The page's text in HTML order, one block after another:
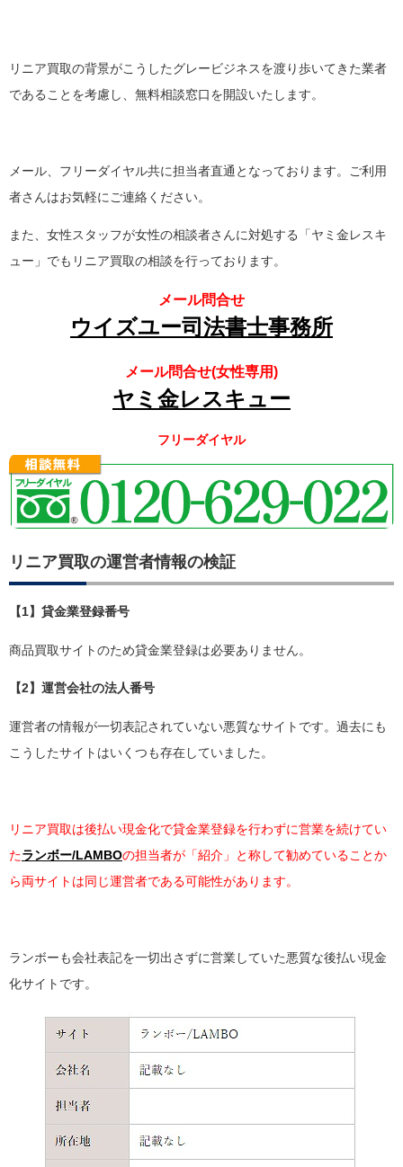
リニア買取の背景がこうしたグレービジネスを渡り歩いてきた業者
であることを考慮し、無料相談窓口を開設いたします。
メール、フリーダイヤル共に担当者直通となっております。ご利用
者さんはお気軽にご連絡ください。
また、女性スタッフが女性の相談者さんに対処する「ヤミ金レスキ
ュー」でもリニア買取の相談を行っております。
メール問合せ
ウイズユー司法書士事務所
メール問合せ(女性専用)
ヤミ金レスキュー
フリーダイヤル
リニア買取の運営者情報の検証
【1】貸金業登録番号
商品買取サイトのため貸金業登録は必要ありません。
【2】運営会社の法人番号
運営者の情報が一切表記されていない悪質なサイトです。過去にも
こうしたサイトはいくつも存在していました。
リニア買取は後払い現金化で貸金業登録を行わずに営業を続けてい
たランボー/LAMBOの担当者が「紹介」と称して勧めていることか
ら両サイトは同じ運営者である可能性があります。
ランボーも会社表記を一切出さずに営業していた悪質な後払い現金
化サイトです。